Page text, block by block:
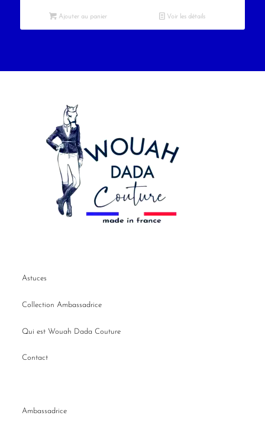
Ajouter au panier Voir les détails
Astuces
Collection Ambassadrice
Qui est Wouah Dada Couture
Contact
Ambassadrice